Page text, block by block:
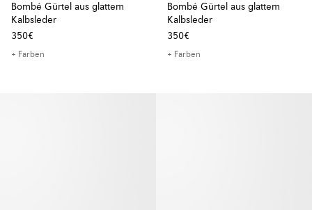
Bombé Gürtel aus glattem
Kalbsleder
350€
+ Farben
Bombé Gürtel aus glattem
Kalbsleder
350€
+ Farben